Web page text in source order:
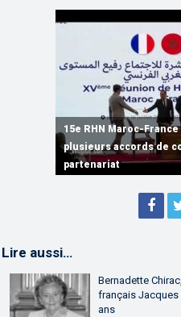
15e RHN Maroc-
plusieurs accords de
partenariat
15e RHN Maroc-
Sébastien Lecornu
15e Réunion de Haut
Discours de M. Aziz
Lire aussi…
Bernadette
français Jacques
ans